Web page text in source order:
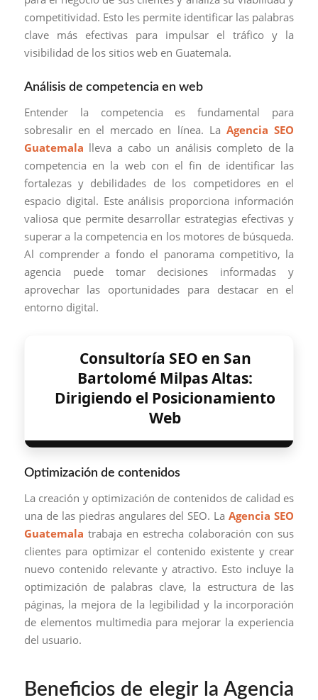
competitividad. Esto les permite identificar las palabras
clave más efectivas para impulsar el tráfico y la
visibilidad de los sitios web en Guatemala.
Análisis de competencia en web
Entender la competencia es fundamental para
sobresalir en el mercado en línea. LaAgencia SEO
Guatemala lleva a cabo un análisis completo de la
competencia en la web con el fin de identificar las
fortalezas y debilidades de los competidores en el
espacio digital. Este análisis proporciona información
valiosa que permite desarrollar estrategias efectivas y
superar a la competencia en los motores de búsqueda.
Al comprender a fondo el panorama competitivo, la
agencia puede tomar decisiones informadas y
aprovechar las oportunidades para destacar en el
entorno digital.
Consultoría SEO en San
Bartolomé Milpas Altas:
Dirigiendo el Posicionamiento
Web
Optimización de contenidos
La creación y optimización de contenidos de calidad es
una de las piedras angulares del SEO. LaAgencia SEO
Guatemala trabaja en estrecha colaboración con sus
clientes para optimizar el contenido existente y crear
nuevo contenido relevante y atractivo. Esto incluye la
optimización de palabras clave, la estructura de las
páginas, la mejora de la legibilidad y la incorporación
de elementos multimedia para mejorar la experiencia
del usuario.
Beneficios de elegir la Agencia